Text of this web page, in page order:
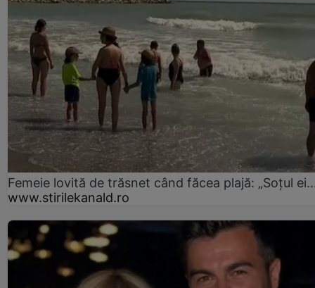
Femeie lovită de trăsnet când făcea plajă: „Soțul
www.stirilekanald.ro